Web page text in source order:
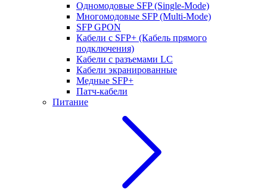
Одномодовые SFP (Single-Mode)
Многомодовые SFP (Multi-Mode)
SFP GPON
Кабели с SFP+ (Кабель прямого
подключения)
Кабели с разъемами LC
Кабели экранированные
Медные SFP+
Патч-кабели
Питание